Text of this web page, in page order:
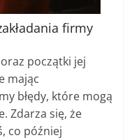
firmy
oraz początki jej
mając
błędy, które mogą
Zdarza się, że
co później